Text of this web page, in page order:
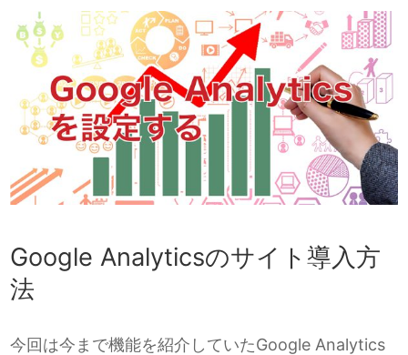
Google Analyticsのサイト導入方
法
今回は今まで機能を紹介していたGoogle Analytics